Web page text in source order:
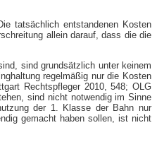
tatsächlich entstandenen Kosten
allein darauf, dass die die
sind grundsätzlich unter keinem
regelmäßig nur die Kosten
Rechtspfleger 2010, 548; OLG
sind nicht notwendig im Sinne
der 1. Klasse der Bahn nur
gemacht haben sollen, ist nicht